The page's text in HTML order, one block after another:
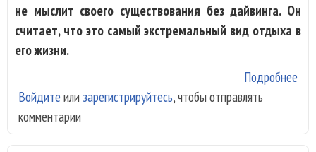
не мыслит своего существования без дайвинга. Он
считает, что это самый экстремальный вид отдыха в
его жизни.
Подробнее
Войдите или зарегистрируйтесь, чтобы отправлять
комментарии